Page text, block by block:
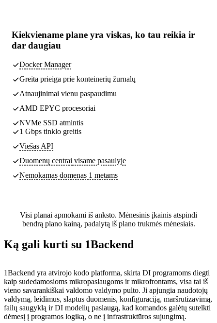
Kiekviename plane yra viskas, ko tau reikia ir
dar daugiau
Docker Manager
Greita prieiga prie konteinerių žurnalų
Atnaujinimai vienu paspaudimu
AMD EPYC procesoriai
NVMe SSD atmintis
1 Gbps tinklo greitis
Viešas API
Duomenų centrai visame pasaulyje
Nemokamas domenas 1 metams
Visi planai apmokami iš anksto. Mėnesinis įkainis atspindi
bendrą plano kainą, padalytą iš plano trukmės mėnesiais.
Ką gali kurti su 1Backend
1Backend yra atvirojo kodo platforma, skirta DI programoms diegti
kaip sudedamosioms mikropaslaugoms ir mikrofrontams, visa tai iš
vieno savarankiškai valdomo valdymo pulto. Ji apjungia naudotojų
valdymą, leidimus, slaptus duomenis, konfigūraciją, maršrutizavimą,
failų saugyklą ir DI modelių paslaugą, kad komandos galėtų sutelkti
dėmesį į programos logiką, o ne į infrastruktūros sujungimą.